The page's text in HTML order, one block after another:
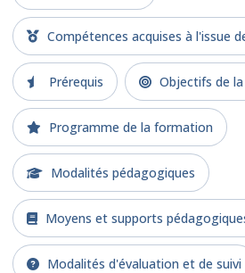
Compétences acquises à l'issue
Prérequis Objectifs de
Programme de la formation
Modalités pédagogiques
Moyens et supports
Modalités d'évaluation et de suivi